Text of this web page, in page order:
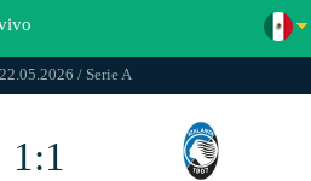
/ Serie A
1:1